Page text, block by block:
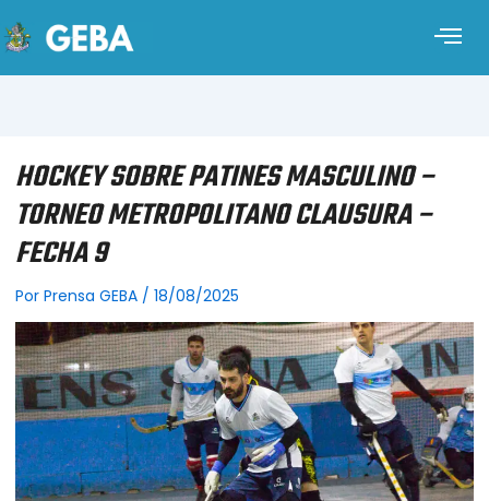
HOCKEY SOBRE PATINES MASCULINO –
TORNEO METROPOLITANO CLAUSURA –
FECHA 9
Por Prensa GEBA / 18/08/2025